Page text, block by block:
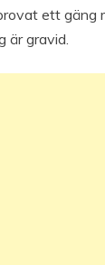
ett gäng
är gravid.